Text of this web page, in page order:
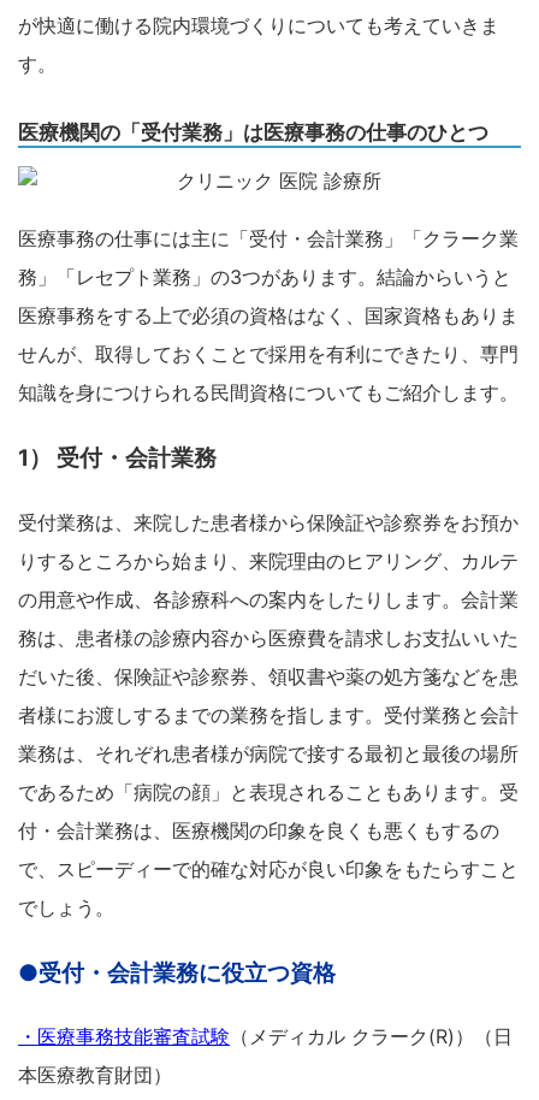
が快適に働ける院内環境づくりについても考えていきま
す。
医療機関の「受付業務」は医療事務の仕事のひとつ
医療事務の仕事には主に「受付・会計業務」「クラーク業
務」「レセプト業務」の3つがあります。結論からいうと
医療事務をする上で必須の資格はなく、国家資格もありま
せんが、取得しておくことで採用を有利にできたり、専門
知識を身につけられる民間資格についてもご紹介します。
1） 受付・会計業務
受付業務は、来院した患者様から保険証や診察券をお預か
りするところから始まり、来院理由のヒアリング、カルテ
の用意や作成、各診療科への案内をしたりします。会計業
務は、患者様の診療内容から医療費を請求しお支払いいた
だいた後、保険証や診察券、領収書や薬の処方箋などを患
者様にお渡しするまでの業務を指します。受付業務と会計
業務は、それぞれ患者様が病院で接する最初と最後の場所
であるため「病院の顔」と表現されることもあります。受
付・会計業務は、医療機関の印象を良くも悪くもするの
で、スピーディーで的確な対応が良い印象をもたらすこと
でしょう。
●受付・会計業務に役立つ資格
・医療事務技能審査試験 （メディカル クラーク(R)）（日
本医療教育財団）